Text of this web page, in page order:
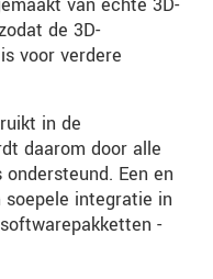
van echte 3D-
de 3D-
voor verdere
in de
daarom door alle
Een en
integratie in
-